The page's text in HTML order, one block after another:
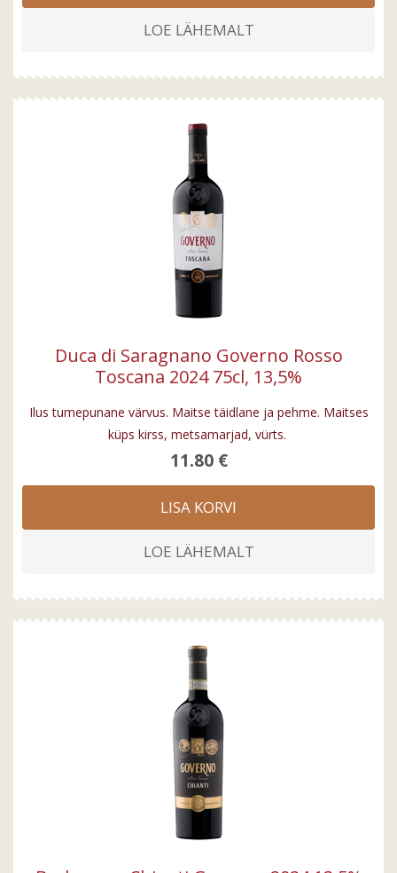
LOE LÄHEMALT
Duca di Saragnano Governo Rosso
Toscana 2024 75cl, 13,5%
Ilus tumepunane värvus. Maitse täidlane ja pehme. Maitses
küps kirss, metsamarjad, vürts.
11.80 €
LISA KORVI
LOE LÄHEMALT